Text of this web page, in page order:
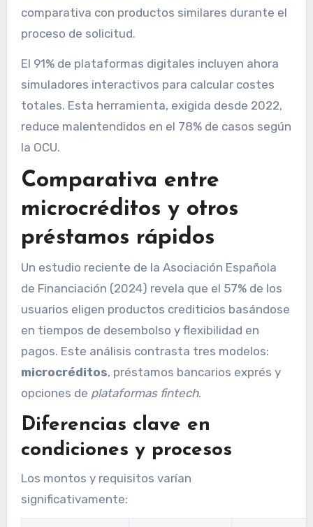
comparativa con productos similares durante el
proceso de solicitud.
El 91% de plataformas digitales incluyen ahora
simuladores interactivos para calcular costes
totales. Esta herramienta, exigida desde 2022,
reduce malentendidos en el 78% de casos según
la OCU.
Comparativa entre
microcréditos y otros
préstamos rápidos
Un estudio reciente de la Asociación Española
de Financiación (2024) revela que el 57% de los
usuarios eligen productos crediticios basándose
en tiempos de desembolso y flexibilidad en
pagos. Este análisis contrasta tres modelos:
microcréditos, préstamos bancarios exprés y
opciones de plataformas fintech.
Diferencias clave en
condiciones y procesos
Los montos y requisitos varían
significativamente: